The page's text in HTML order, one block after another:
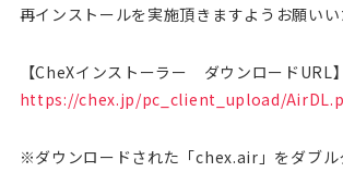
再インストールを実施頂きますようお願いい
【CheXインストーラー ダウンロードURL】
https://chex.jp/pc_client_upload/
※ダウンロードされた「chex.air」をダブル